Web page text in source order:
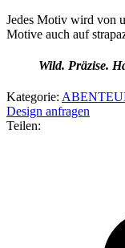
Jedes Motiv wird von
Motive auch auf
Wild. Präzise.
Kategorie:
Design anfragen
Teilen: